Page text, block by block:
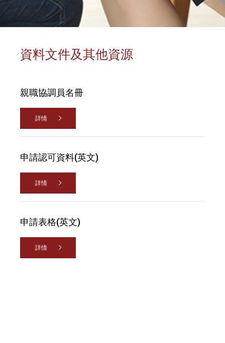
資料文件及其他資源
親職協調員名冊
詳情
申請認可資料(英文)
詳情
申請表格(英文)
詳情